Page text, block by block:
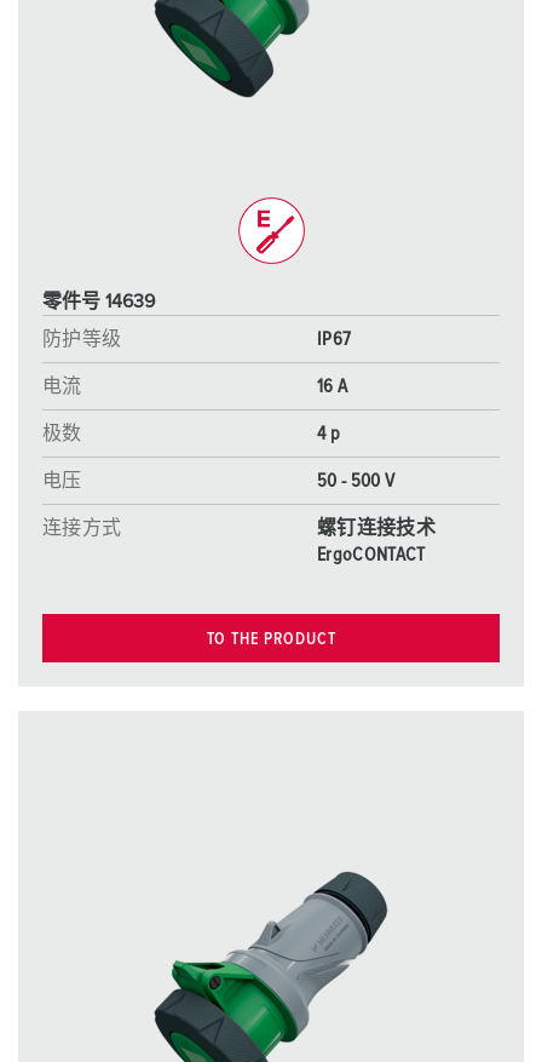
零件号 14639
防护等级
IP67
电流 16 A
极数 4 p
电压 50 - 500 V
连接方式
螺钉连接技术
ErgoCONTACT
TO THE PRODUCT